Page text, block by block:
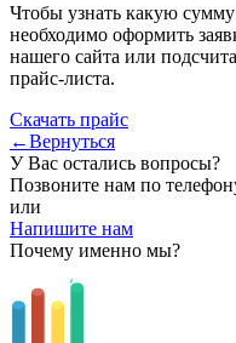
Чтобы узнать какую
необходимо оформить
нашего сайта или
прайс-листа.
Скачать прайс
←Вернуться
У Вас остались вопросы?
Позвоните нам по
или
Напишите нам
Почему именно мы?